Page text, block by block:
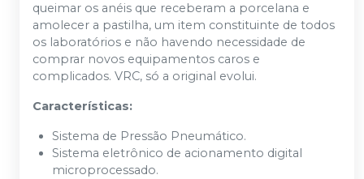
queimar os anéis que receberam a porcelana e
amolecer a pastilha, um item constituinte de todos
os laboratórios e não havendo necessidade de
comprar novos equipamentos caros e
complicados. VRC, só a original evolui.
Características:
Sistema de Pressão Pneumático.
Sistema eletrônico de acionamento digital
microprocessado.